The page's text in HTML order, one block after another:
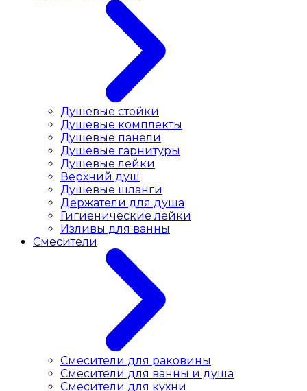
Душевые стойки
Душевые комплекты
Душевые панели
Душевые гарнитуры
Душевые лейки
Верхний душ
Душевые шланги
Держатели для душа
Гигиенические лейки
Изливы для ванны
Смесители
Смесители для раковины
Cмесители для ванны и душа
Смесители для кухни